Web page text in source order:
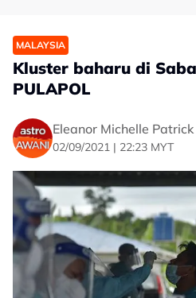
MALAYSIA
Kluster baharu di
PULAPOL
Eleanor Michelle Patrick
02/09/2021 | 22:23 MYT